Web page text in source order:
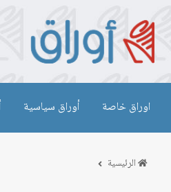
اوراق خاصة أوراق سياسية
الرئيسية